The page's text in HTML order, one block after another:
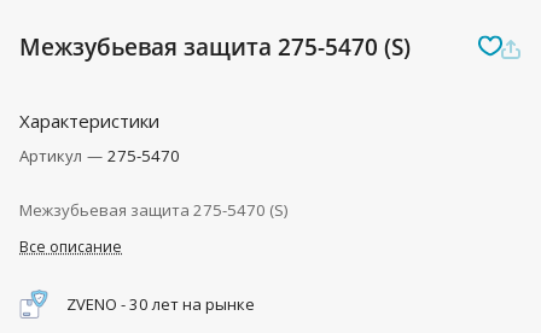
Межзубьевая защита 275-5470 (S)
Характеристики
Артикул — 275-5470
Межзубьевая защита 275-5470 (S)
Все описание
ZVENO - 30 лет на рынке